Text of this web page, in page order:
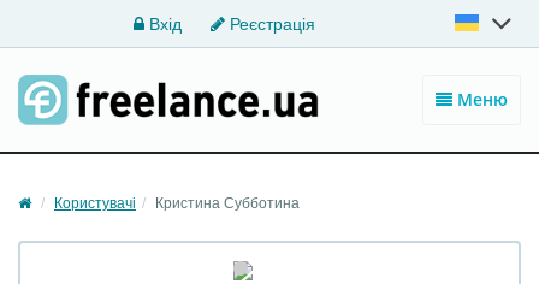
Вхід Реєстрація
Меню
Користувачі Кристина Cубботина